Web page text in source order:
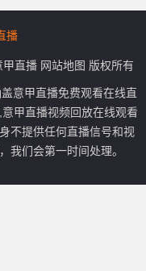
播
甲直播 网站地图 版权所有
意甲直播免费观看在线直
甲直播视频回放在线观看
不提供任何直播信号和视
我们会第一时间处理。